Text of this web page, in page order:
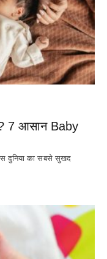
7 आसान Baby
दुनिया का सबसे सुखद